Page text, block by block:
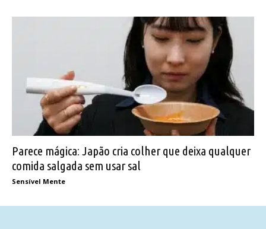
Parece mágica: Japão cria colher que deixa qualquer
comida salgada sem usar sal
Sensível Mente